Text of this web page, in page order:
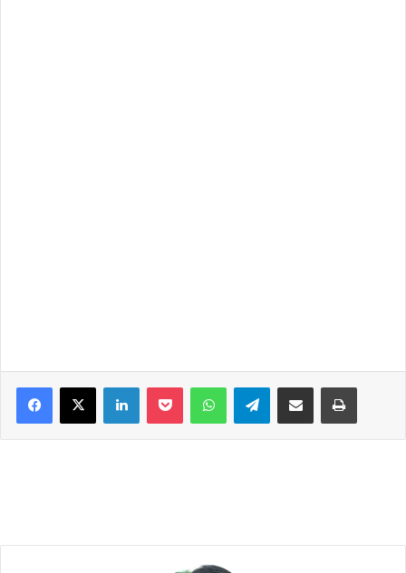
Facebook
X LinkedInPocket WhatsAppTelegramShare via Email Print